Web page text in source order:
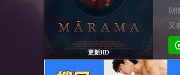
更新HD
剧
又